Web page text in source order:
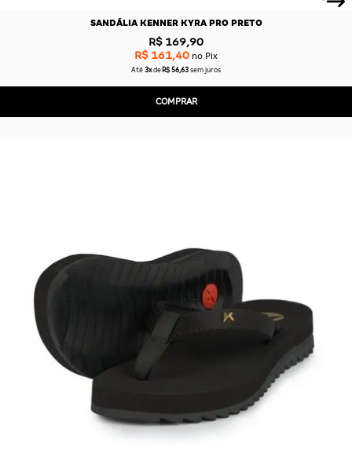
SANDÁLIA KENNER KYRA PRO PRETO
R$ 169,90
R$ 161,40 no Pix
Até 3x de R$ 56,63 sem juros
COMPRAR